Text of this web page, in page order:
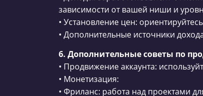
зависимости от вашей ниши и
• Установление цен:
• Дополнительные источники
6. Дополнительные советы по
• Продвижение аккаунта:
• Монетизация:
• Фриланс: работа над проектами